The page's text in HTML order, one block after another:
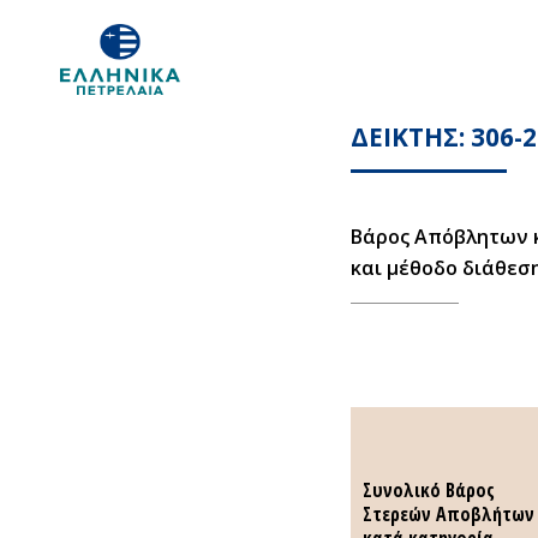
ΔΕΙΚΤΗΣ: 306-2
Βάρος Απόβλητων
και μέθοδο
Συνολικό Βάρος
Στερεών Αποβλήτων
Συνολικό Βάρος
Στερεών Αποβλήτων